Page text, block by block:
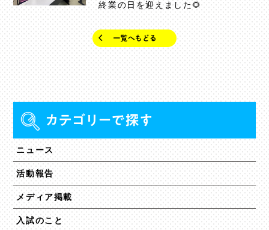
終業の日を迎えました🌻
ニュース
活動報告
メディア掲載
入試のこと